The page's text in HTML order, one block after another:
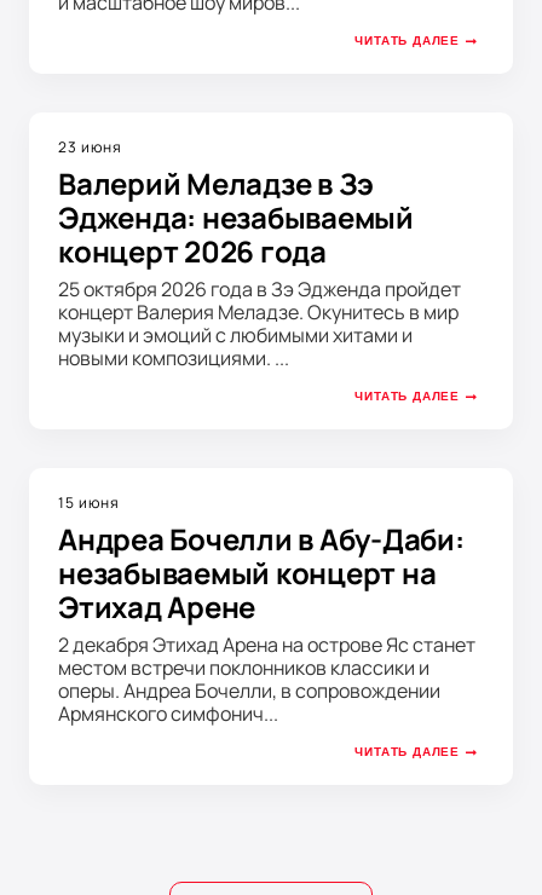
ЧИТАТЬ ДАЛЕЕ
23 июня
Валерий Меладзе в Зэ
Эдженда: незабываемый
концерт 2026 года
25 октября 2026 года в Зэ Эдженда пройдет
концерт Валерия Меладзе. Окунитесь в мир
музыки и эмоций с любимыми хитами и
новыми композициями. ...
ЧИТАТЬ ДАЛЕЕ
15 июня
Андреа Бочелли в Абу-Даби:
незабываемый концерт на
Этихад Арене
2 декабря Этихад Арена на острове Яс станет
местом встречи поклонников классики и
оперы. Андреа Бочелли, в сопровождении
Армянского симфонич...
ЧИТАТЬ ДАЛЕЕ